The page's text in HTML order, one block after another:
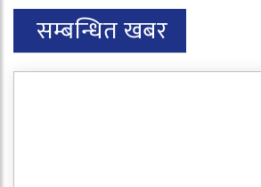
सम्बन्धित खबर